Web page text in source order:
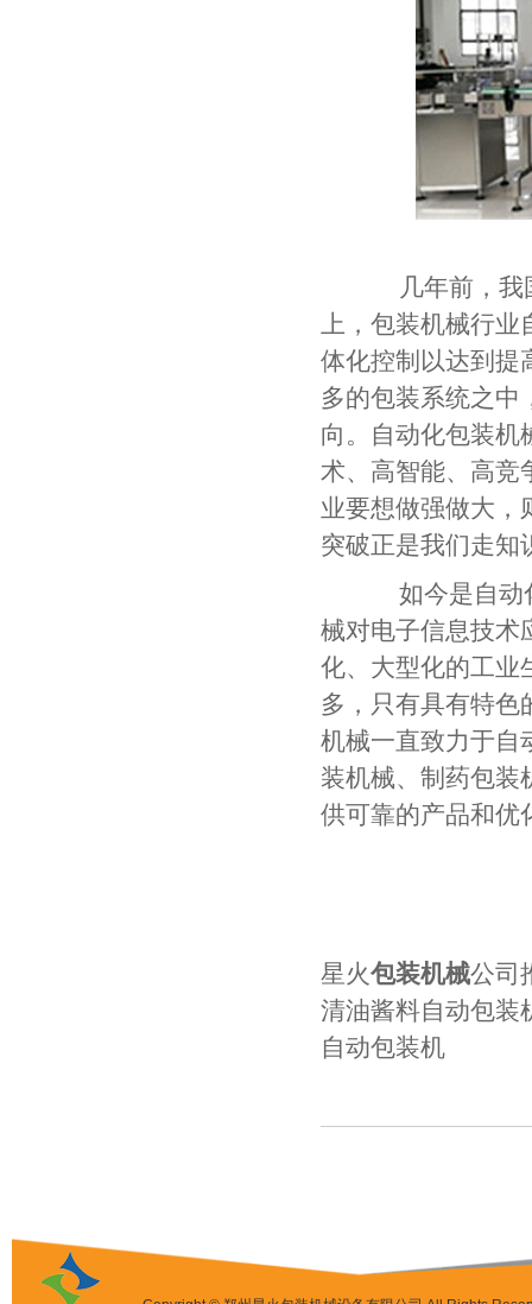
几年前，我
上，包装机械行
体化控制以达到提
多的包装系统之中
向。自动化包装机
术、高智能、高竞
业要想做强做大，
突破正是我们走知
如今是自动化
械对电子信息技术
化、大型化的工业
多，只有具有特色
机械一直致力于自
装机械、制药包装
供可靠的产品和优
星火包装机械公司
清油酱料自动包装
自动包装机